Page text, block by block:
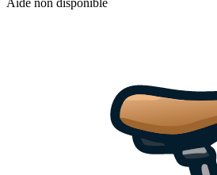
Aide non disponible